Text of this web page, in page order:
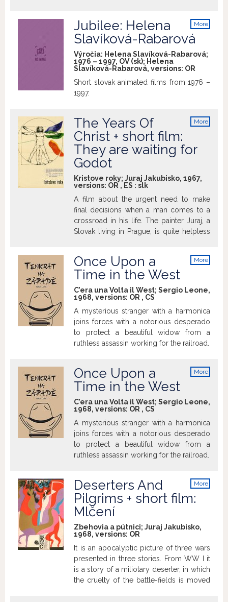
1945–1989. The film takes place in the
framework of street theatre. The
motives by contemporary reflections of
our times. The structure of the film is
built around key events of the past
regime and archive footage is applied in
looked for the people’s concrete human
and universal dimensions in order to
combine them in an emotional picture of
man in socialist society.” Dušan Hanák
More
Jubilee: Helena
Slavíková-Rabarová
Výročia: Helena Slavíková-Rabarová;
1976 – 1997, OV (sk); Helena
Slavíková-Rabarová, versions: OR
Short slovak animated films from 1976 –
1997.
More
The Years Of
Christ + short film:
They are waiting for
Godot
Kristove roky; Juraj Jakubisko, 1967,
versions: OR , ES : slk
A film about the urgent need to make
final decisions when a man comes to a
crossroad in his life. The painter Juraj, a
Slovak living in Prague, is quite helpless
gradually evaluates his own situation and
tries to change his life for the better.
More
Once Upon a
Time in the West
C’era una Volta il West; Sergio Leone,
1968, versions: OR , CS
A mysterious stranger with a harmonica
joins forces with a notorious desperado
to protect a beautiful widow from a
ruthless assassin working for the railroad.
More
Once Upon a
Time in the West
C’era una Volta il West; Sergio Leone,
1968, versions: OR , CS
A mysterious stranger with a harmonica
joins forces with a notorious desperado
to protect a beautiful widow from a
ruthless assassin working for the railroad.
More
Deserters And
Pilgrims + short film:
Mlčení
Zbehovia a pútnici; Juraj Jakubisko,
1968, versions: OR
It is an apocalyptic picture of three wars
presented in three stories. From WW I it
is a story of a miliotary deserter, in which
the cruelty of the battle-fields is moved